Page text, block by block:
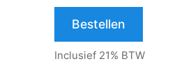
Bestellen
Inclusief 21% BTW